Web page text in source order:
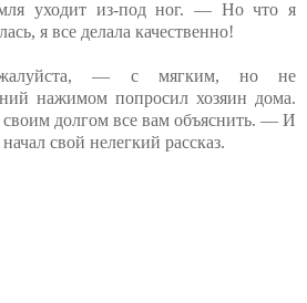
уходит из-под ног. — Но что я
я все делала качественно!
— с мягким, но не
нажимом попросил хозяин дома.
долгом все вам объяснить. — И
свой нелегкий рассказ.